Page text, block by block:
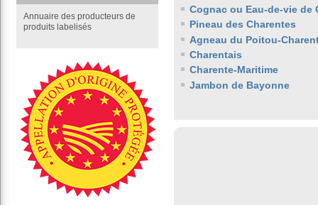
Annuaire des producteurs de
produits labelisés
Cognac ou Eau-de-vie de
Pineau des Charentes
Agneau du Poitou-
Charentais
Charente-Maritime
Jambon de Bayonne